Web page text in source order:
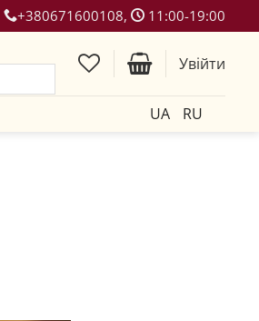
+380671600108, 11:00-19:00
Увійти
UA RU